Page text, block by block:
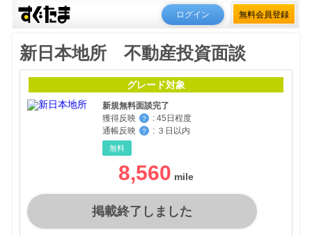
ログイン 無料会員登録
新日本地所 不動産投資面談
グレード対象
新規無料面談完了
獲得反映
？ : 45日程度
通帳反映
？ : ３日以内
無料
8,560
掲載終了しました